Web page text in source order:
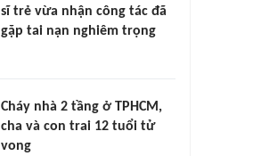
sĩ trẻ vừa nhận công tác đã
gặp tai nạn nghiêm trọng
Cháy nhà 2 tầng ở TPHCM,
cha và con trai 12 tuổi tử
vong